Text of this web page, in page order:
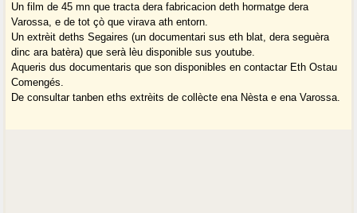
Un film de 45 mn que tracta dera fabricacion deth hormatge dera
Varossa, e de tot çò que virava ath entorn.
Un extrèit deths Segaires (un documentari sus eth blat, dera seguèra
dinc ara batèra) que serà lèu disponible sus youtube.
Aqueris dus documentaris que son disponibles en contactar Eth Ostau
Comengés.
De consultar tanben eths extrèits de collècte ena Nèsta e ena Varossa.